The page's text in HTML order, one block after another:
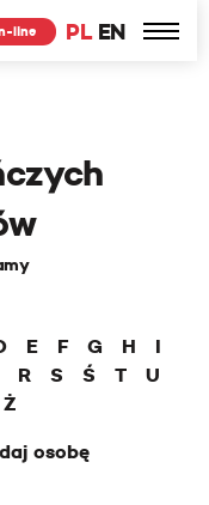
PL EN
line
E F G H
I
R S Ś T
U
Ż
osobę